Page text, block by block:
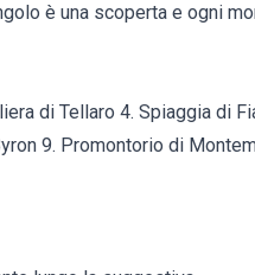
è una scoperta e ogni
di Tellaro 4. Spiaggia di
9. Promontorio di